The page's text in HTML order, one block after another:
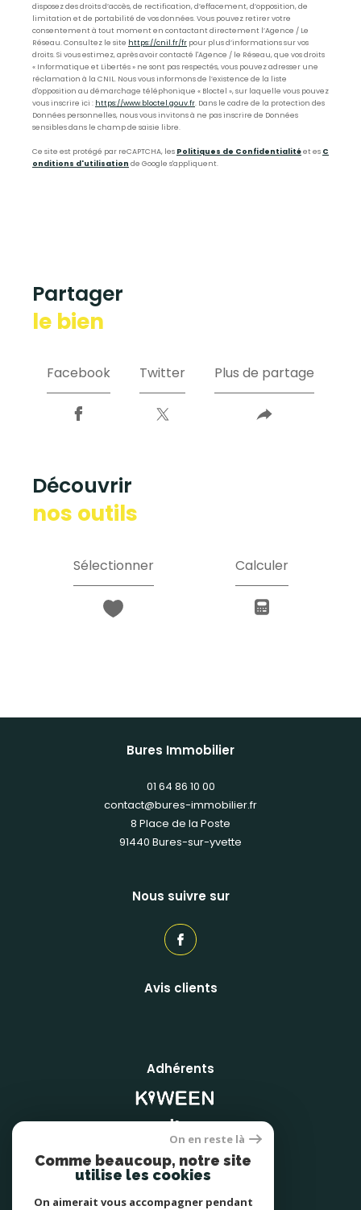
disposez des droits d’accès, de rectification, d’effacement, d’opposition, de
limitation et de portabilité de vos données. Vous pouvez retirer votre
consentement à tout moment en contactant directement l’Agence / Le
Réseau. Consultez le site https://cnil.fr/fr pour plus d’informations sur vos
droits. Si vous estimez, après avoir contacté l'Agence / le Réseau, que vos droits
« Informatique et Libertés » ne sont pas respectés, vous pouvez adresser une
réclamation à la CNIL. Nous vous informons de l’existence de la liste
d'opposition au démarchage téléphonique « Bloctel », sur laquelle vous pouvez
vous inscrire ici : https://www.bloctel.gouv.fr. Dans le cadre de la protection des
Données personnelles, nous vous invitons à ne pas inscrire de Données
sensibles dans le champ de saisie libre.
Ce site est protégé par reCAPTCHA, les Politiques de Confidentialitéet es C
onditions d'utilisation de Google s'appliquent.
partager
le bien
Facebook Twitter Plus de partage
découvrir
nos outils
Sélectionner Calculer
Bures Immobilier
01 64 86 10 00
contact@bures-immobilier.fr
8 Place de la Poste
91440
bures-sur-yvette
Nous suivre sur
Avis clients
Adhérents
On en reste là
Comme beaucoup, notre site
utilise les cookies
On aimerait vous accompagner pendant